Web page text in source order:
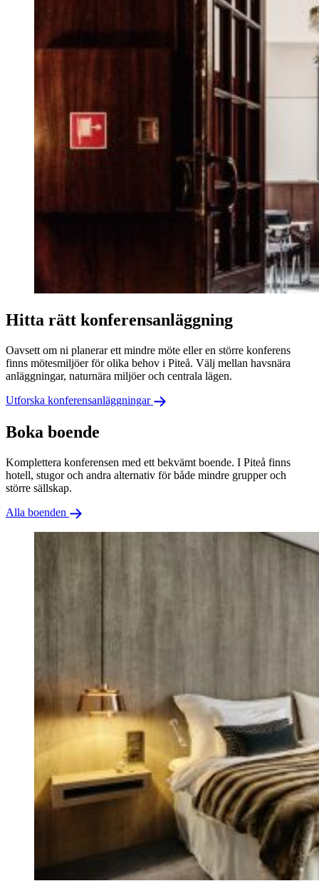
Hitta rätt konferensanläggning
Oavsett om ni planerar ett mindre möte eller en större konferens
finns mötesmiljöer för olika behov i Piteå. Välj mellan havsnära
anläggningar, naturnära miljöer och centrala lägen.
Utforska konferensanläggningar
Boka boende
Komplettera konferensen med ett bekvämt boende. I Piteå finns
hotell, stugor och andra alternativ för både mindre grupper och
större sällskap.
Alla boenden